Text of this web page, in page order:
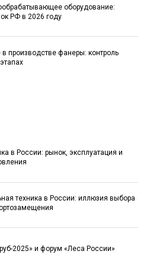
оборудование:
РФ в 2026 году
производстве фанеры: контроль
в России: рынок, эксплуатация и
техника в России: иллюзия выбора
2025» и форум «Леса России»